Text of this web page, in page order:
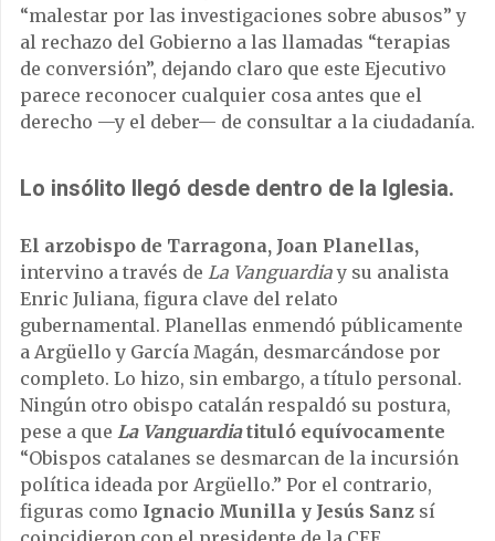
“malestar por las investigaciones sobre abusos” y
al rechazo del Gobierno a las llamadas “terapias
de conversión”, dejando claro que este Ejecutivo
parece reconocer cualquier cosa antes que el
derecho —y el deber— de consultar a la ciudadanía.
Lo insólito llegó desde dentro de la Iglesia.
El arzobispo de Tarragona, Joan Planellas,
intervino a través de La Vanguardiay su analista
Enric Juliana, figura clave del relato
gubernamental. Planellas enmendó públicamente
a Argüello y García Magán, desmarcándose por
completo. Lo hizo, sin embargo, a título personal.
Ningún otro obispo catalán respaldó su postura,
pese a que La Vanguardia tituló equívocamente
“Obispos catalanes se desmarcan de la incursión
política ideada por Argüello.” Por el contrario,
figuras como Ignacio Munilla y Jesús Sanz sí